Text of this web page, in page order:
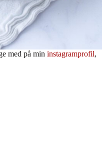
med på min instagramprofil,